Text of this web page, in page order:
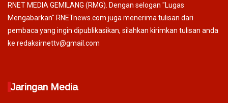
RNET MEDIA GEMILANG (RMG). Dengan selogan "Lugas
Mengabarkan" RNETnews.com juga menerima tulisan dari
pembaca yang ingin dipublikasikan, silahkan kirimkan tulisan anda
ke redaksirnettv@gmail.com
Jaringan Media